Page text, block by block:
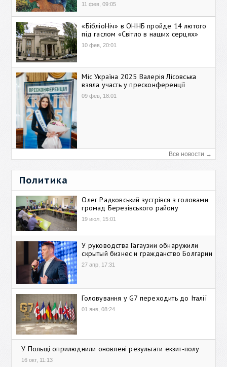
11 фев, 09:05
«БібліоНіч» в ОННБ пройде 14 лютого
під гаслом «Світло в наших серцях»
10 фев, 20:01
Міс Україна 2025 Валерія Лісовська
взяла участь у пресконференції
09 фев, 18:01
Все новости →
Политика
Олег Радковський зустрівся з головами
громад Березівського району
19 июл, 15:01
У руководства Гагаузии обнаружили
скрытый бизнес и гражданство Болгарии
27 апр, 17:31
Головування у G7 переходить до Італії
01 янв, 08:24
У Польщі оприлюднили оновлені результати екзит-полу
16 окт, 11:13